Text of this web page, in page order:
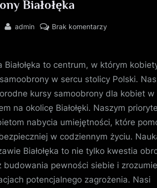
Białołęka
By
admin Brak komentarzy
Białołęka
Białołęka to centrum, w którym
w sercu stolicy Polski.
kursy samoobrony dla kobiet w
na okolicę Białołęki. Naszym
nabycia umiejętności, które
w codziennym życiu.
Białołęka to nie tylko kwestia
budowania pewności siebie i
potencjalnego zagrożenia. Nasi